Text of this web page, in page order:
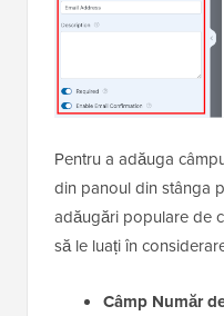
Pentru a adăuga
din panoul din stânga
adăugări populare de
să le luați în
Câmp Număr